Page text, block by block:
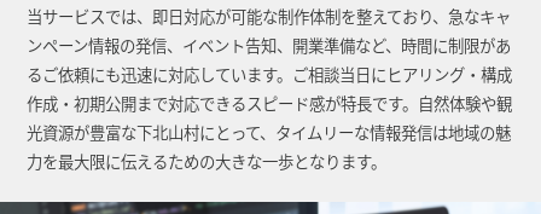
当サービスでは、即日対応が可能な制作体制を整えており、急なキャ
ンペーン情報の発信、イベント告知、開業準備など、時間に制限があ
るご依頼にも迅速に対応しています。ご相談当日にヒアリング・構成
作成・初期公開まで対応できるスピード感が特長です。自然体験や観
光資源が豊富な下北山村にとって、タイムリーな情報発信は地域の魅
力を最大限に伝えるための大きな一歩となります。